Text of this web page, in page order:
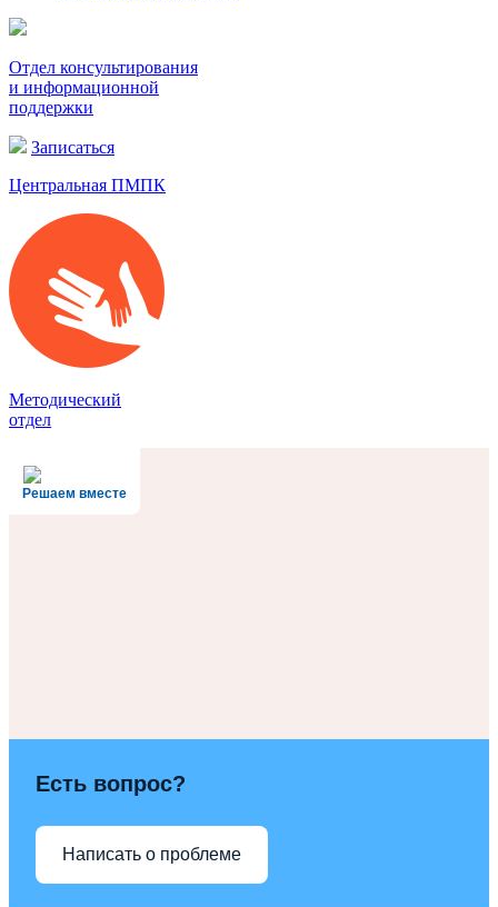
Отдел консультирования
и информационной
поддержки
Записаться
Центральная ПМПК
Методический
отдел
Решаем вместе
Есть вопрос?
Написать о проблеме